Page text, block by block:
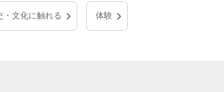
・文化に触れる 体験